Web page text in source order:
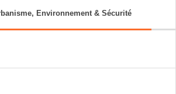
Environnement & Sécurité